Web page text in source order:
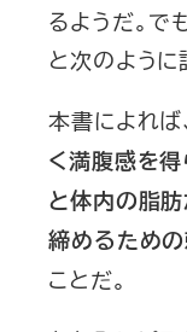
るようだ。で
と次のように
本書によれば、
く満腹感を得
と体内の脂
締めるため
ことだ。